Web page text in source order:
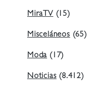
MiraTV (15)
Misceláneos (65)
Moda (17)
Noticias (8.412)